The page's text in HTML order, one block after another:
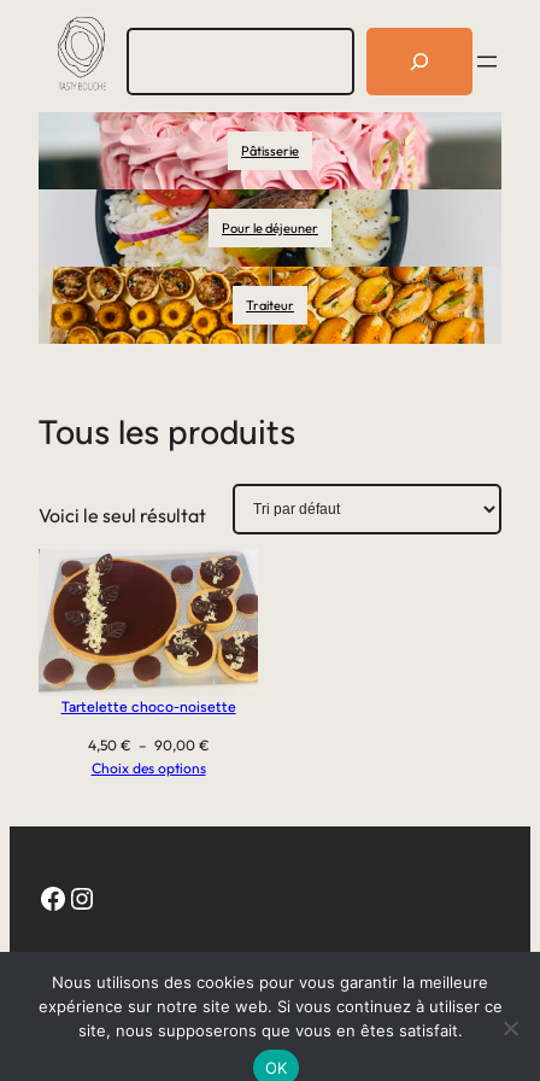
R
e
r
c
h
e
r
Pâtisserie
Pour le déjeuner
Traiteur
Tous les produits
Voici le seul résultat
Tartelette choco-noisette
4,50 € – 90,00 €Plage
Choix des options
Facebook Instagram
CGV
Nous utilisons des cookies pour vous garantir la meilleure
expérience sur notre site web. Si vous continuez à utiliser ce
site, nous supposerons que vous en êtes satisfait.
OK